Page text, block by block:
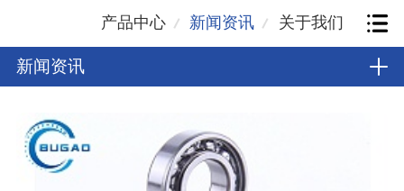
产品中心 新闻资讯 关于我们
新闻资讯